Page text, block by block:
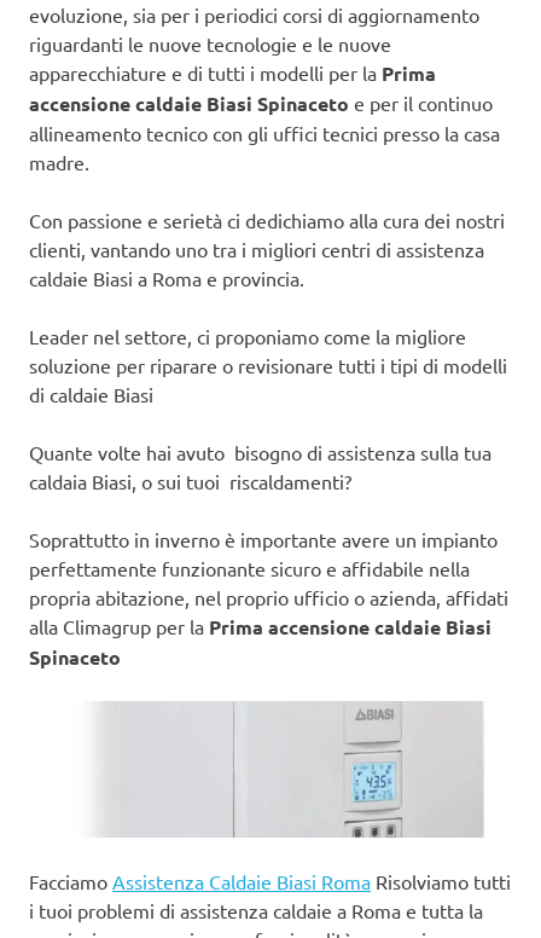
evoluzione, sia per i periodici corsi di aggiornamento
riguardanti le nuove tecnologie e le nuove
apparecchiature e di tutti i modelli per la Prima
accensione caldaie Biasi Spinaceto e per il continuo
allineamento tecnico con gli uffici tecnici presso la casa
madre.
Con passione e serietà ci dedichiamo alla cura dei nostri
clienti, vantando uno tra i migliori centri di assistenza
caldaie Biasi a Roma e provincia.
Leader nel settore, ci proponiamo come la migliore
soluzione per riparare o revisionare tutti i tipi di modelli
di caldaie Biasi
Quante volte hai avuto bisogno di assistenza sulla tua
caldaia Biasi, o sui tuoi riscaldamenti?
Soprattutto in inverno è importante avere un impianto
perfettamente funzionante sicuro e affidabile nella
propria abitazione, nel proprio ufficio o azienda, affidati
alla Climagrup per la Prima accensione caldaie Biasi
Spinaceto
Facciamo Assistenza Caldaie Biasi Roma Risolviamo tutti
i tuoi problemi di assistenza caldaie a Roma e tutta la